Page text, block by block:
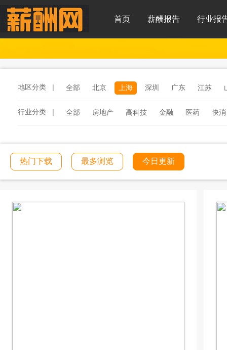
首页 薪酬报告 行业报
地区分类 | 全部 北京 上海 深圳 广东 江苏
行业分类 | 全部 房地产 高科技 金融 医药
快消
工程建筑
文化传媒 学校教育 医院医疗
热门下载 最多浏览 今日更新